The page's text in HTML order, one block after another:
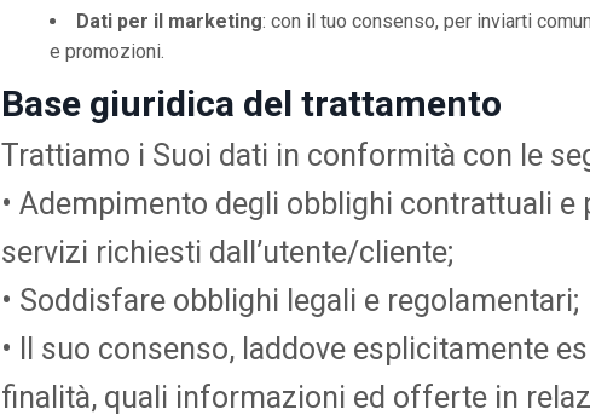
Dati per il marketing: con il tuo consenso, per inviarti
e promozioni.
Base giuridica del trattamento
Trattiamo i Suoi dati in conformità con le
• Adempimento degli obblighi contrattuali e
servizi richiesti dall’utente/cliente;
• Soddisfare obblighi legali e regolamentari;
• Il suo consenso, laddove esplicitamente
finalità, quali informazioni ed offerte in